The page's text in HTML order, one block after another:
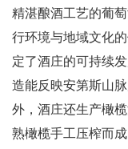
精湛酿酒工艺的
行环境与地域文化
定了酒庄的可持续
造能反映安第斯山
外，酒庄还生产橄
熟橄榄手工压榨而